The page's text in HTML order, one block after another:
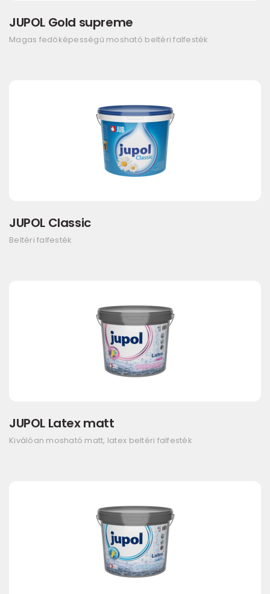
JUPOL Gold supreme
Magas fedőképességű mosható beltéri falfesték
JUPOL Classic
Beltéri falfesték
JUPOL Latex matt
Kiválóan mosható matt, latex beltéri falfesték